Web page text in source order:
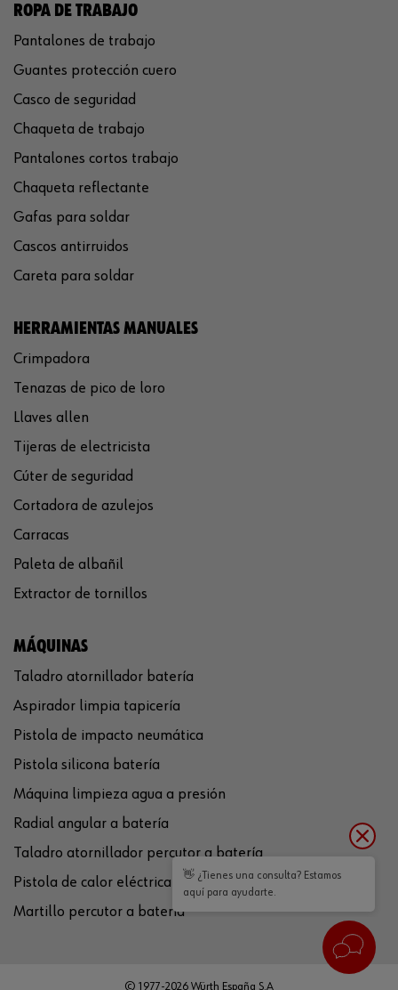
ROPA DE TRABAJO
Pantalones de trabajo
Guantes protección cuero
Casco de seguridad
Chaqueta de trabajo
Pantalones cortos trabajo
Chaqueta reflectante
Gafas para soldar
Cascos antirruidos
Careta para soldar
HERRAMIENTAS MANUALES
Crimpadora
Tenazas de pico de loro
Llaves allen
Tijeras de electricista
Cúter de seguridad
Cortadora de azulejos
Carracas
Paleta de albañil
Extractor de tornillos
MÁQUINAS
Taladro atornillador batería
Aspirador limpia tapicería
Pistola de impacto neumática
Pistola silicona batería
Máquina limpieza agua a presión
Radial angular a batería
Taladro atornillador percutor a batería
Pistola de calor eléctrica
Martillo percutor a batería
© 1977-2026 Würth España S.A
👋 ¿Tienes una consulta? Estamos
aquí para ayudarte.